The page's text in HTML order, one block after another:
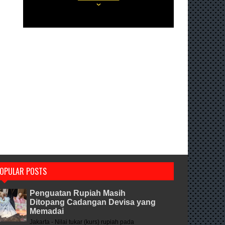
POSTS
Penguatan Rupiah Masih
Ditopang Cadangan Devisa yang
Memadai
Jakarta - Nilai tukar (kurs) rupiah pada